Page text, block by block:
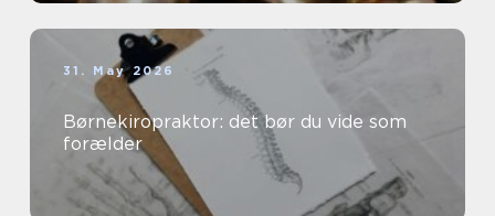
31. May 2026
Børnekiropraktor: det bør du vide som
forælder